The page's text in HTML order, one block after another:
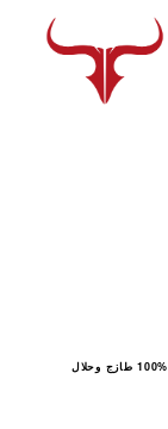
100% طازج وحلال